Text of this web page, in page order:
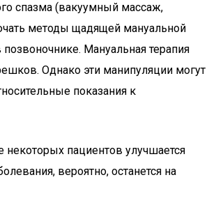
спазма (вакуумный массаж,
методы щадящей мануальной
Мануальная терапия
Однако эти манипуляции могут
показания к
пациентов улучшается
вероятно, останется на